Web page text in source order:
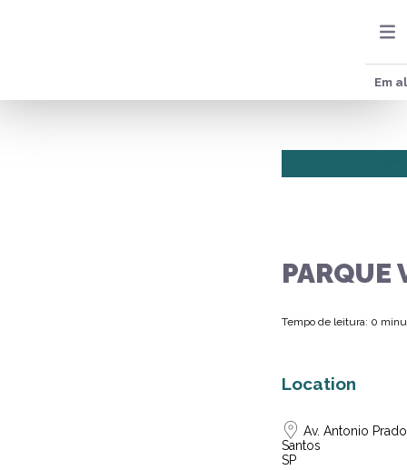
Em
PARQUE
Tempo de leitura: 0
Location
Av. Antonio
Santos
SP